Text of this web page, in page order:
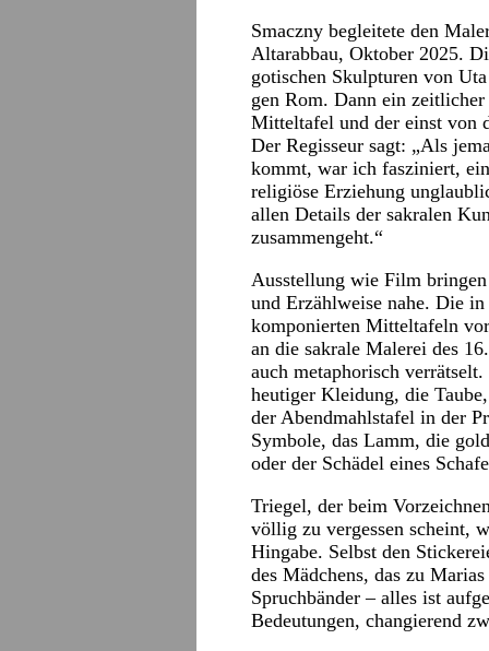
Smaczny begleitete den
Altarabbau, Oktober 2025.
gotischen Skulpturen von
gen Rom. Dann ein
Mitteltafel und der einst von
Der Regisseur sagt: „Als
kommt, war ich fasziniert,
religiöse Erziehung
allen Details der sakralen
zusammengeht.“
Ausstellung wie Film
und Erzählweise nahe. Die
komponierten Mitteltafeln
an die sakrale Malerei des
auch metaphorisch
heutiger Kleidung, die
der Abendmahlstafel in der
Symbole, das Lamm, die
oder der Schädel eines
Triegel, der beim
völlig zu vergessen scheint,
Hingabe. Selbst den
des Mädchens, das zu
Spruchbänder – alles ist
Bedeutungen, changierend